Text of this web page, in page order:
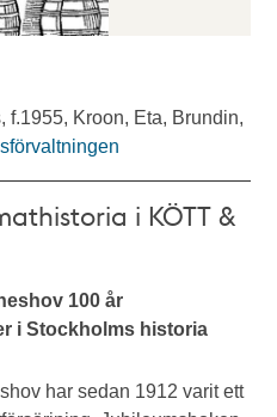
f.1955, Kroon, Eta, Brundin,
i KÖTT &
100 år
i Stockholms historia
har sedan 1912 varit ett